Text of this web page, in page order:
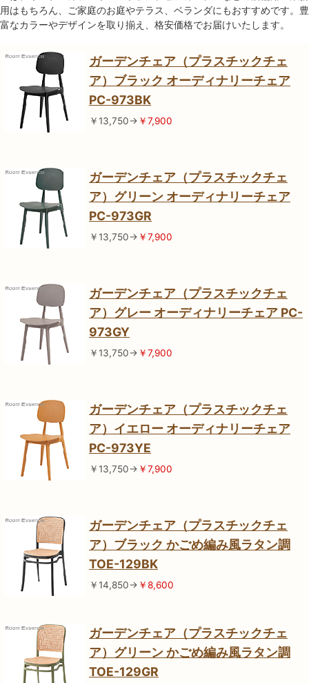
用はもちろん、ご家庭のお庭やテラス、ベランダにもおすすめです。豊
富なカラーやデザインを取り揃え、格安価格でお届けいたします。
ガーデンチェア（プラスチックチェ
ア）ブラック オーディナリーチェア
PC-973BK
￥13,750→ ￥7,900
ガーデンチェア（プラスチックチェ
ア）グリーン オーディナリーチェア
PC-973GR
￥13,750→ ￥7,900
ガーデンチェア（プラスチックチェ
ア）グレー オーディナリーチェア PC-
973GY
￥13,750→ ￥7,900
ガーデンチェア（プラスチックチェ
ア）イエロー オーディナリーチェア
PC-973YE
￥13,750→ ￥7,900
ガーデンチェア（プラスチックチェ
ア）ブラック かごめ編み風ラタン調
TOE-129BK
￥14,850→ ￥8,600
ガーデンチェア（プラスチックチェ
ア）グリーン かごめ編み風ラタン調
TOE-129GR